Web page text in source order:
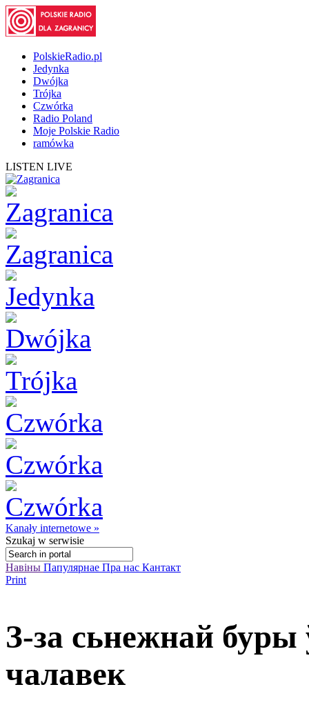
PolskieRadio.pl
Jedynka
Dwójka
Trójka
Czwórka
Radio Poland
Moje Polskie Radio
ramówka
LISTEN LIVE
Kanały internetowe »
Szukaj w serwisie
Навіны Папулярнае Пра нас Кантакт
Print
З-за сьнежнай буры
чалавек